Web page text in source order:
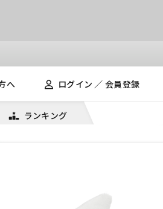
へ ログイン ／ 会員登録
ランキング